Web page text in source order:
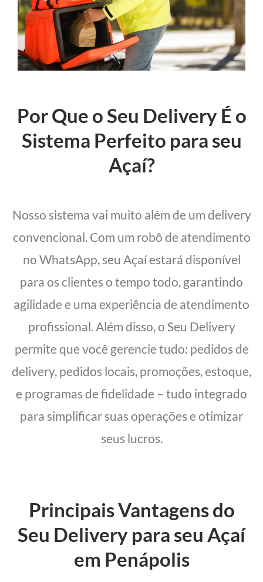
Por Que o Seu Delivery É o
Sistema Perfeito para seu
Açaí?
Nosso sistema vai muito além de um delivery
convencional. Com um robô de atendimento
no WhatsApp, seu Açaí estará disponível
para os clientes o tempo todo, garantindo
agilidade e uma experiência de atendimento
profissional. Além disso, o Seu Delivery
permite que você gerencie tudo: pedidos de
delivery, pedidos locais, promoções, estoque,
e programas de fidelidade – tudo integrado
para simplificar suas operações e otimizar
seus lucros.
Principais Vantagens do
Seu Delivery para seu Açaí
em Penápolis